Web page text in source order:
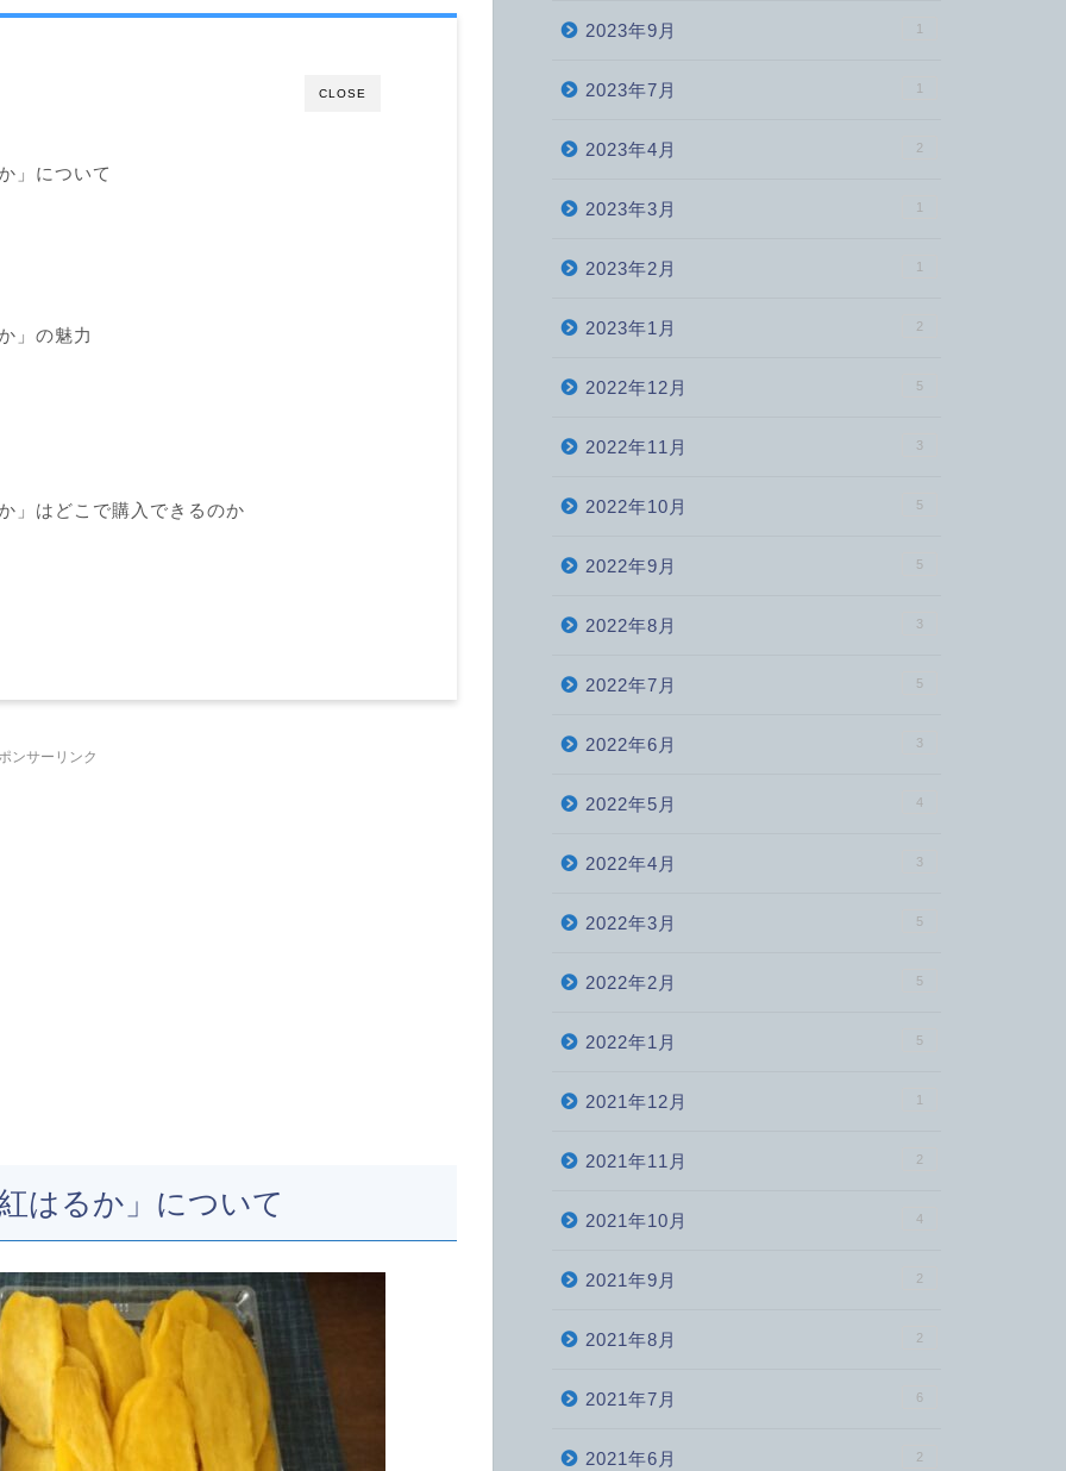
CLOSE
」について
」の魅力
」はどこで購入できるのか
ンサーリンク
はるか」について
2023年9月 1
2023年7月 1
2023年4月 2
2023年3月 1
2023年2月 1
2023年1月 2
2022年12月 5
2022年11月 3
2022年10月 5
2022年9月 5
2022年8月 3
2022年7月 5
2022年6月 3
2022年5月 4
2022年4月 3
2022年3月 5
2022年2月 5
2022年1月 5
2021年12月 1
2021年11月 2
2021年10月 4
2021年9月 2
2021年8月 2
2021年7月 6
2021年6月 2